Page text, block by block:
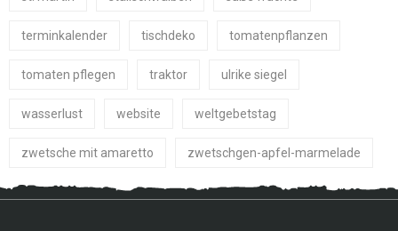
terminkalender tischdeko tomatenpflanzen
tomaten pflegen traktor ulrike siegel
wasserlust website weltgebetstag
zwetsche mit amaretto zwetschgen-apfel-marmelade